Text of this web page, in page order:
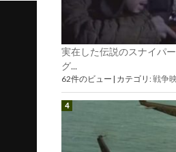
実在した伝説のスナイパ
グ...
62件のビュー | カテゴリ: 戦争